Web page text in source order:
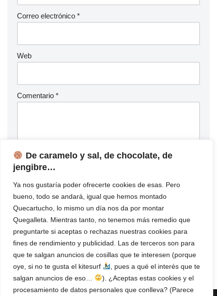
De caramelo y sal, de chocolate, de
jengibre…
Ya nos gustaría poder ofrecerte cookies de esas. Pero
bueno, todo se andará, igual que hemos montado
Quecartucho, lo mismo un día nos da por montar
Quegalleta. Mientras tanto, no tenemos más remedio que
preguntarte si aceptas o rechazas nuestras cookies para
fines de rendimiento y publicidad. Las de terceros son para
que te salgan anuncios de cosillas que te interesen (porque
oye, si no te gusta el kitesurf
, pues a qué el interés que te
salgan anuncios de eso…
). ¿Aceptas estas cookies y el
procesamiento de datos personales que conlleva? (Parece
Correo electrónico *
Web
Comentario *